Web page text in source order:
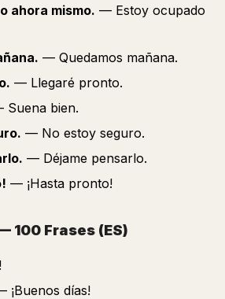
ahora mismo. — Estoy ocupado
— Quedamos mañana.
— Llegaré pronto.
Suena bien.
— No estoy seguro.
— Déjame pensarlo.
— ¡Hasta pronto!
100 Frases (ES)
¡Buenos días!